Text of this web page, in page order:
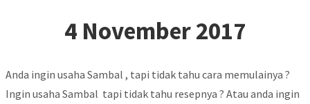
4 November 2017
Anda ingin usaha Sambal , tapi tidak tahu cara memulainya ?
Ingin usaha Sambal tapi tidak tahu resepnya ? Atau anda ingin